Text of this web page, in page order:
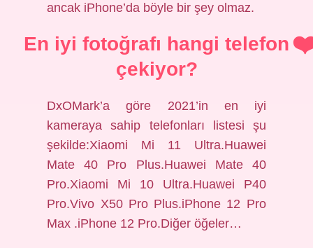
ancak iPhone’da böyle bir şey olmaz.
En iyi fotoğrafı hangi telefon
çekiyor?
DxOMark’a göre 2021’in en iyi
kameraya sahip telefonları listesi şu
şekilde:Xiaomi Mi 11 Ultra.Huawei
Mate 40 Pro Plus.Huawei Mate 40
Pro.Xiaomi Mi 10 Ultra.Huawei P40
Pro.Vivo X50 Pro Plus.iPhone 12 Pro
Max .iPhone 12 Pro.Diğer öğeler…